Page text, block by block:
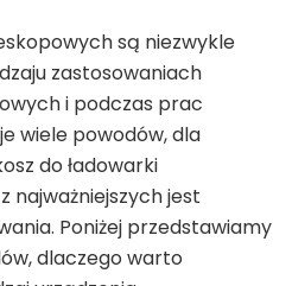
są niezwykle
zastosowaniach
i podczas prac
wiele powodów, dla
do ładowarki
najważniejszych jest
Poniżej przedstawiamy
dlaczego warto